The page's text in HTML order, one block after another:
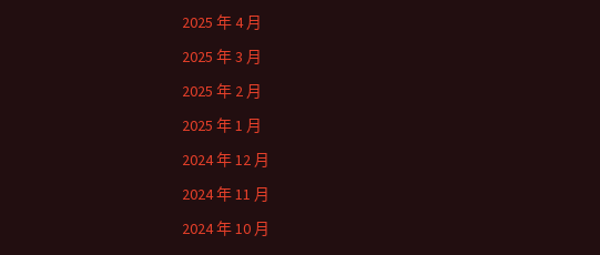
2025 年 4 月
2025 年 3 月
2025 年 2 月
2025 年 1 月
2024 年 12 月
2024 年 11 月
2024 年 10 月